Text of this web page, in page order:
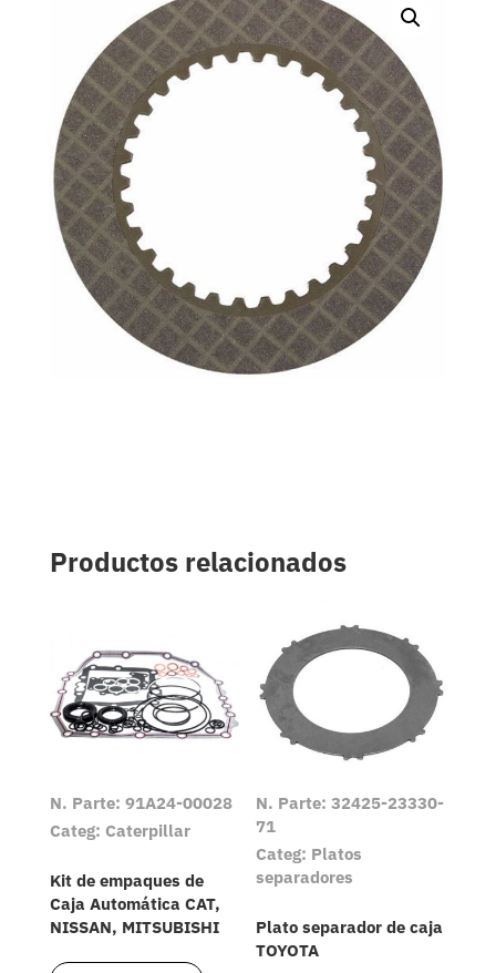
Productos relacionados
N. Parte: 91A24-00028
Categ: Caterpillar
Kit de empaques de
Caja Automática CAT,
NISSAN, MITSUBISHI
N. Parte: 32425-23330-
71
Categ: Platos
separadores
Plato separador de caja
TOYOTA